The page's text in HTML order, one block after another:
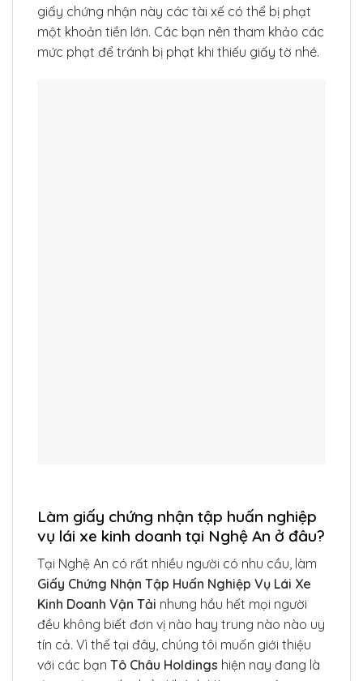
giấy chứng nhận này các tài xế có thể bị phạt
một khoản tiền lớn. Các bạn nên tham khảo các
mức phạt để tránh bị phạt khi thiếu giấy tờ nhé.
Làm giấy chứng nhận tập huấn nghiệp
vụ lái xe kinh doanh tại Nghệ An ở đâu?
Tại Nghệ An có rất nhiều người có nhu cầu, làm
Giấy Chứng Nhận Tập Huấn Nghiệp Vụ Lái Xe
Kinh Doanh Vận Tải nhưng hầu hết mọi người
đều không biết đơn vị nào hay trung nào nào uy
tín cả. Vì thế tại đây, chúng tôi muốn giới thiệu
với các bạn Tô Châu Holdings hiện nay đang là